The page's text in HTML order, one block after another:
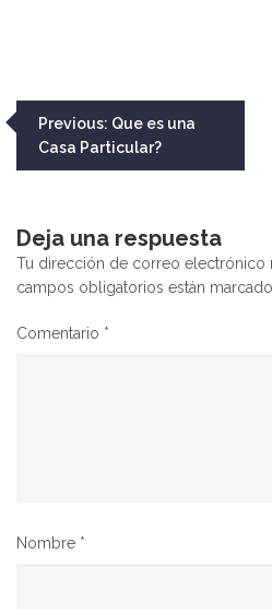
Navegación
de
Previous: Que es una
Casa Particular?
Deja una respuesta
Tu dirección de correo electrónico
campos obligatorios están
Comentario *
Nombre *